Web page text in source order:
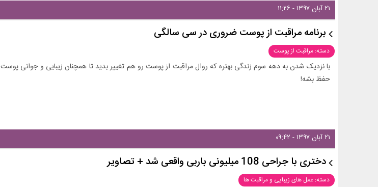
۲۱ آبان ۱۳۹۷ - ۱۱:۲۶
برنامه‌ مراقبت از پوست ضروری در سی سالگی
دسته: مراقبت از پوست
با نزدیک شدن به دهه سوم زندگی بهتره که روال مراقبت از پوست رو هم تغییر بدید تا همچنان زیبایی و جوانی پوست
حفظ بشه!
۲۱ آبان ۱۳۹۷ - ۰۹:۴۲
دختری با جراحی 108 میلیونی باربی واقعی شد + تصاویر
دسته: عمل های زیبایی و مراقبت ها